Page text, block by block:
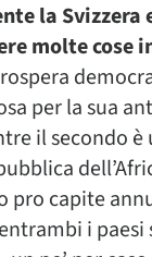
la Svizzera
molte cose
per la sua
il secondo è
pro capite
i paesi